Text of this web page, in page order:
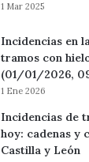
1 Mar 2025
Incidencias en
tramos con
(01/01/2026,
1 Ene 2026
Incidencias de
hoy: cadenas y
Castilla y León